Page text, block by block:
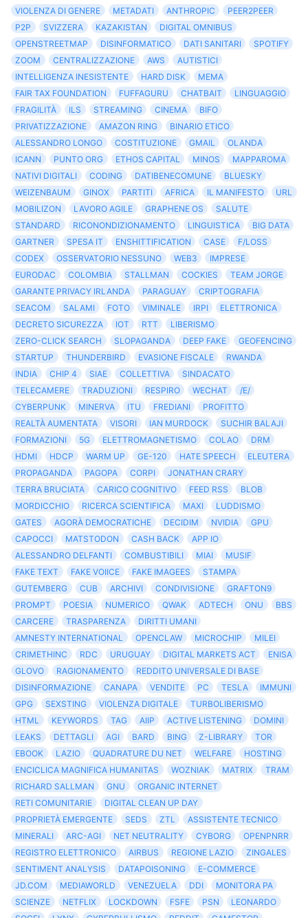
VIOLENZA DI GENERE
METADATI ANTHROPIC
PEER2PEER
P2P
SVIZZERA KAZAKISTAN
DIGITAL OMNIBUS
OPENSTREETMAP
DISINFORMATICO DATI SANITARI
SPOTIFY
ZOOM
CENTRALIZZAZIONE AWS
AUTISTICI
INTELLIGENZA INESISTENTE
HARD DISK
MEMA
FAIR TAX FOUNDATION
FUFFAGURU CHATBAIT
LINGUAGGIO
FRAGILITÀ
ILS STREAMING CINEMA
BIFO
PRIVATIZZAZIONE
AMAZON RING
BINARIO ETICO
ALESSANDRO LONGO
COSTITUZIONE GMAIL
OLANDA
ICANN
PUNTO ORG ETHOS CAPITAL MINOS
MAPPAROMA
NATIVI DIGITALI
CODING DATIBENECOMUNE
BLUESKY
WEIZENBAUM
GINOX PARTITI AFRICA IL MANIFESTO
URL
MOBILIZON
LAVORO AGILE GRAPHENE OS
SALUTE
STANDARD
RICONONDIZIONAMENTO LINGUISTICA
BIG DATA
GARTNER
SPESA IT ENSHITTIFICATION CASE
F/LOSS
CODEX
OSSERVATORIO NESSUNO WEB3
IMPRESE
EURODAC
COLOMBIA STALLMAN COCKIES
TEAM JORGE
GARANTE PRIVACY IRLANDA
PARAGUAY
CRIPTOGRAFIA
SEACOM
SALAMI FOTO VIMINALE IRPI
ELETTRONICA
DECRETO SICUREZZA
IOT RTT
LIBERISMO
ZERO-CLICK SEARCH
SLOPAGANDA DEEP FAKE
GEOFENCING
STARTUP
THUNDERBIRD EVASIONE FISCALE
RWANDA
INDIA
CHIP 4 SIAE COLLETTIVA
SINDACATO
TELECAMERE
TRADUZIONI RESPIRO WECHAT
/E/
CYBERPUNK
MINERVA ITU FREDIANI
PROFITTO
REALTÀ AUMENTATA
VISORI IAN MURDOCK
SUCHIR BALAJI
FORMAZIONI
5G ELETTROMAGNETISMO COLAO
DRM
HDMI
HDCP WARM UP GE-120 HATE SPEECH
ELEUTERA
PROPAGANDA
PAGOPA CORPI
JONATHAN CRARY
TERRA BRUCIATA
CARICO COGNITIVO FEED RSS
BLOB
MORDICCHIO
RICERCA SCIENTIFICA MAXI
LUDDISMO
GATES
AGORÀ DEMOCRATICHE DECIDIM NVIDIA
GPU
CAPOCCI
MATSTODON CASH BACK
APP IO
ALESSANDRO DELFANTI
COMBUSTIBILI MIAI
MUSIF
FAKE TEXT
FAKE VOIICE FAKE IMAGEES
STAMPA
GUTEMBERG
CUB ARCHIVI CONDIVISIONE
GRAFTON9
PROMPT
POESIA NUMERICO QWAK ADTECH ONU
BBS
CARCERE
TRASPARENZA
DIRITTI UMANI
AMNESTY INTERNATIONAL
OPENCLAW MICROCHIP
MILEI
CRIMETHINC
RDC URUGUAY DIGITAL MARKETS ACT
ENISA
GLOVO
RAGIONAMENTO
REDDITO UNIVERSALE DI BASE
DISINFORMAZIONE
CANAPA VENDITE PC TESLA
IMMUNI
GPG
SEXSTING VIOLENZA DIGITALE
TURBOLIBERISMO
HTML
KEYWORDS TAG AIIP ACTIVE LISTENING
DOMINI
LEAKS
DETTAGLI AGI BARD BING Z-LIBRARY
TOR
EBOOK
LAZIO QUADRATURE DU NET WELFARE
HOSTING
ENCICLICA MAGNIFICA HUMANITAS
WOZNIAK MATRIX
TRAM
RICHARD SALLMAN
GNU
ORGANIC INTERNET
RETI COMUNITARIE
DIGITAL CLEAN UP DAY
PROPRIETÀ EMERGENTE
SEDS ZTL
ASSISTENTE TECNICO
MINERALI
ARC-AGI NET NEUTRALITY CYBORG
OPENPNRR
REGISTRO ELETTRONICO
AIRBUS REGIONE LAZIO
ZINGALES
SENTIMENT ANALYSIS
DATAPOISONING
E-COMMERCE
JD.COM
MEDIAWORLD VENEZUELA DDI
MONITORA PA
SCIENZE
NETFLIX LOCKDOWN FSFE PSN
LEONARDO